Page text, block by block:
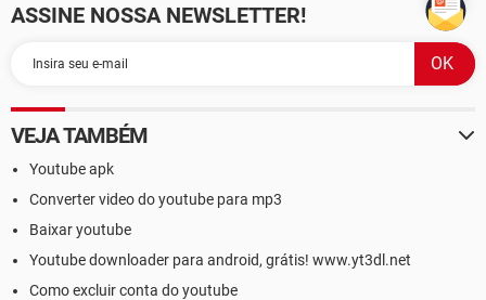
ASSINE NOSSA NEWSLETTER!
VEJA TAMBÉM
Youtube apk
Converter video do youtube para mp3
Baixar youtube
Youtube downloader para android, grátis! www.yt3dl.net
Como excluir conta do youtube